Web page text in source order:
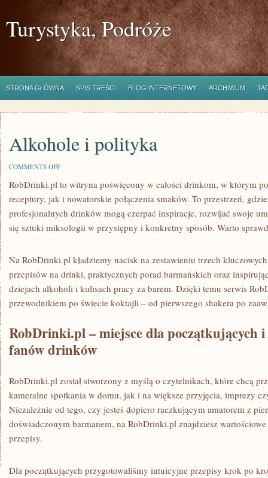
Turystyka, Podróże
STRONA GŁÓWNA SPIS TREŚCI BLOG INTERNETOWY ARCHIWUM
Alkohole i polityka
COMMENTS OFFON
I
POLITYKA
RobDrinki.pl to witryna poświęcony w całości drinkom, w którym
receptury, jak i nowatorskie połączenia smaków. To przestrzeń,
profesjonalnych drinków mogą czerpać inspiracje, rozwijać swoje
się sztuki miksologii w przystępny i konkretny sposób. Warto
Na RobDrinki.pl kładziemy nacisk na zestawieniu trzech
przepisów na drinki, praktycznych porad barmańskich oraz
dziejach alkoholi i kulisach pracy za barem. Dzięki temu serwis
przewodnikiem po świecie koktajli – od pierwszego shakera po
RobDrinki.pl – miejsce dla początkujących i
fanów drinków
RobDrinki.pl został stworzony z myślą o czytelnikach, które chcą
kameralne spotkania w domu, jak i na większe przyjęcia, imprezy
Niezależnie od tego, czy jesteś dopiero raczkującym amatorem z
doświadczonym barmanem, na RobDrinki.pl znajdziesz
przepisy.
Dla początkujących przygotowaliśmy intuicyjne przepisy krok po